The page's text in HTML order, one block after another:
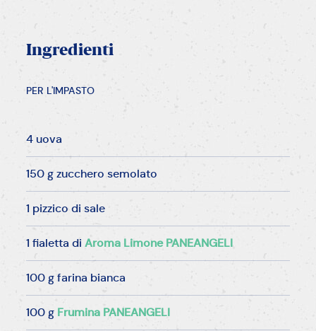
Ingredienti
PER L'IMPASTO
4 uova
150 g zucchero semolato
1 pizzico di sale
1 fialetta diAroma Limone PANEANGELI
100 g farina bianca
100 g Frumina PANEANGELI